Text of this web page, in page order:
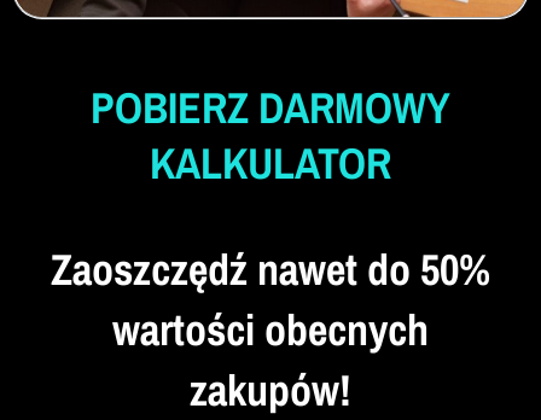
POBIERZ DARMOWY
KALKULATOR
Zaoszczędź nawet do 50%
wartości obecnych
zakupów!